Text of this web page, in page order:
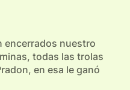
encerrados nuestro
todas las trolas
en esa le ganó